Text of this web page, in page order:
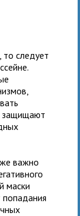
то следует
защищают
важно
маски
попадания